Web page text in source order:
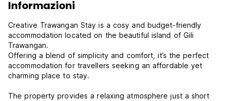
Informazioni
Creative Trawangan Stay is a cosy and budget-friendly
accommodation located on the beautiful island of Gili
Trawangan.
Offering a blend of simplicity and comfort, it’s the perfect
accommodation for travellers seeking an affordable yet
charming place to stay.
The property provides a relaxing atmosphere just a short